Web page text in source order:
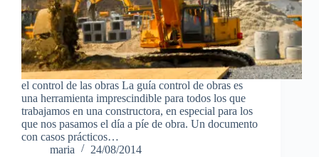
el control de las obras La guía control de obras es
una herramienta imprescindible para todos los que
trabajamos en una constructora, en especial para los
que nos pasamos el día a píe de obra. Un documento
con casos prácticos…
maria
24/08/2014